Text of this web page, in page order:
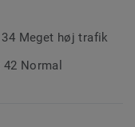
34 Meget høj trafik
42 Normal